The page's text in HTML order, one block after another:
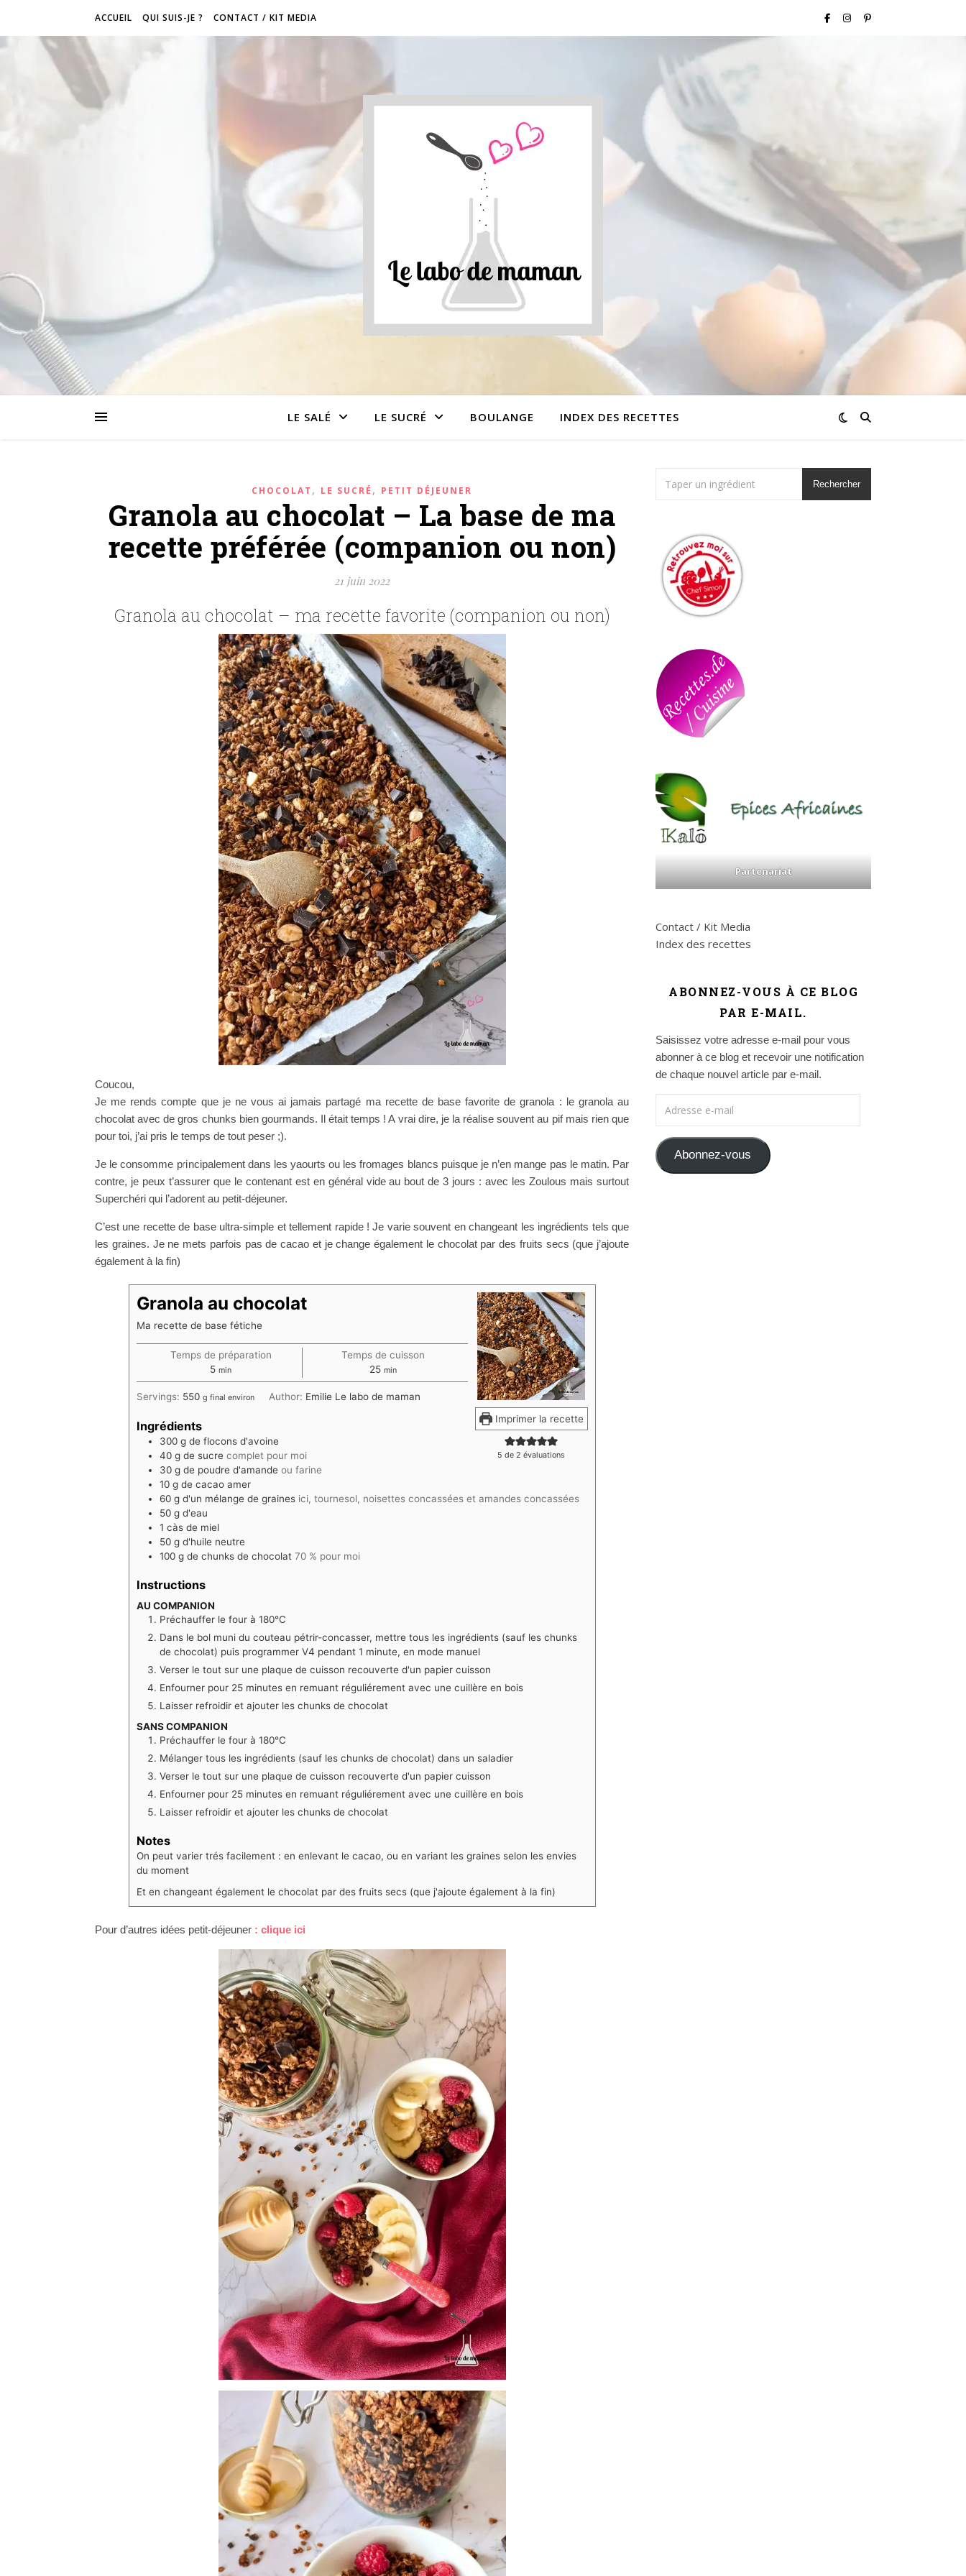
ACCUEIL QUI SUIS-JE ? CONTACT / KIT MEDIA
LE SALÉ LE SUCRÉ BOULANGE INDEX DES RECETTES
CHOCOLAT , LE SUCRÉ , PETIT DÉJEUNER
Granola au chocolat – La base de ma
recette préférée (companion ou non)
21 juin 2022
Granola au chocolat – ma recette favorite (companion ou non)
Coucou,
Je me rends compte que je ne vous ai jamais partagé ma recette de base favorite de granola : le granola au
chocolat avec de gros chunks bien gourmands. Il était temps ! A vrai dire, je la réalise souvent au pif mais rien que
pour toi, j’ai pris le temps de tout peser ;).
Je le consomme principalement dans les yaourts ou les fromages blancs puisque je n’en mange pas le matin. Par
contre, je peux t’assurer que le contenant est en général vide au bout de 3 jours : avec les Zoulous mais surtout
Superchéri qui l’adorent au petit-déjeuner.
C’est une recette de base ultra-simple et tellement rapide ! Je varie souvent en changeant les ingrédients tels que
les graines. Je ne mets parfois pas de cacao et je change également le chocolat par des fruits secs (que j’ajoute
également à la fin)
Imprimer la recette
5 de2 évaluations
Granola au chocolat
Ma recette de base fétiche
Temps de préparation
5minutes
min
Temps de cuisson
25minutes
min
Servings: 550 g final environ Author: Emilie Le labo de maman
Ingrédients
300 g de flocons d'avoine
40 g de sucre complet pour moi
30 g de poudre d'amande ou farine
10 g de cacao amer
60 g d'un mélange de graines ici, tournesol, noisettes concassées et amandes concassées
50 g d'eau
1 càs de miel
50 g d'huile neutre
100 g de chunks de chocolat 70 % pour moi
Instructions
AU COMPANION
Préchauffer le four à 180°C
Dans le bol muni du couteau pétrir-concasser, mettre tous les ingrédients (sauf les chunks
de chocolat) puis programmer V4 pendant 1 minute, en mode manuel
Verser le tout sur une plaque de cuisson recouverte d'un papier cuisson
Enfourner pour 25 minutes en remuant réguliérement avec une cuillère en bois
Laisser refroidir et ajouter les chunks de chocolat
SANS COMPANION
Préchauffer le four à 180°C
Mélanger tous les ingrédients (sauf les chunks de chocolat) dans un saladier
Verser le tout sur une plaque de cuisson recouverte d'un papier cuisson
Enfourner pour 25 minutes en remuant réguliérement avec une cuillère en bois
Laisser refroidir et ajouter les chunks de chocolat
Notes
On peut varier trés facilement : en enlevant le cacao, ou en variant les graines selon les envies
du moment
Et en changeant également le chocolat par des fruits secs (que j'ajoute également à la fin)
Pour d’autres idées petit-déjeuner : clique ici
Rechercher
Partenariat
Contact / Kit Media
Index des recettes
ABONNEZ-VOUS À CE BLOG
PAR E-MAIL.
Saisissez votre adresse e-mail pour vous
abonner à ce blog et recevoir une notification
de chaque nouvel article par e-mail.
Abonnez-vous